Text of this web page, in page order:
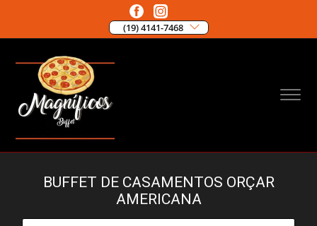
(19) 4141-7468
BUFFET DE CASAMENTOS ORÇAR
AMERICANA